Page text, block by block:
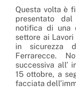
Questa volta è
presentato
notifica di una
settore ai
in sicurezza
Ferrarecce.
successiva all’
15 ottobre, a
facciata